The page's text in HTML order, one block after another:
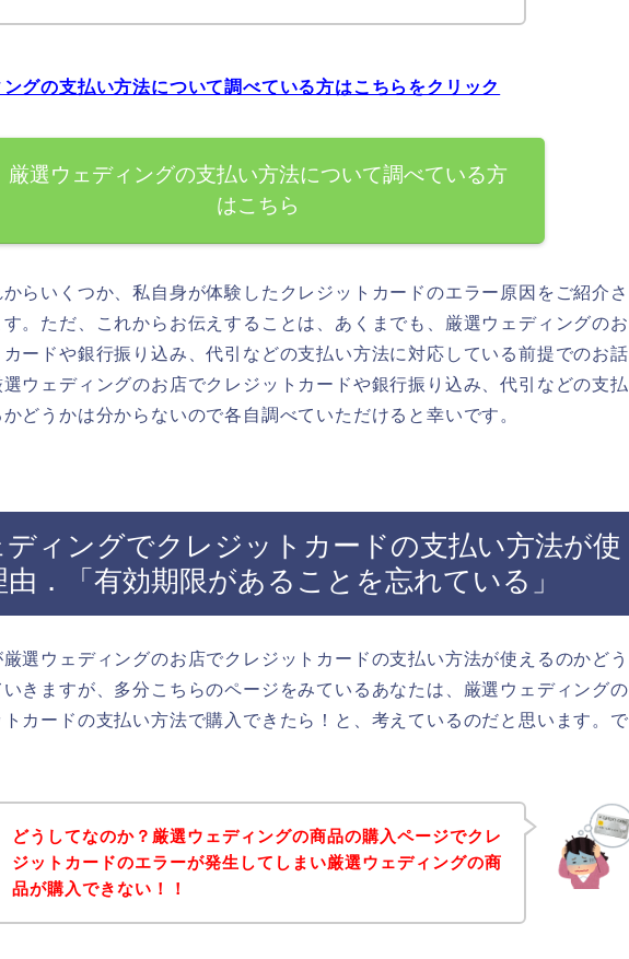
グの支払い方法について調べている方はこちらをクリック
厳選ウェディングの支払い方法について調べている方
はこちら
らいくつか、私自身が体験したクレジットカードのエラー原因をご紹介さ
。ただ、これからお伝えすることは、あくまでも、厳選ウェディングのお
ードや銀行振り込み、代引などの支払い方法に対応している前提でのお話
ウェディングのお店でクレジットカードや銀行振り込み、代引などの支払
どうかは分からないので各自調べていただけると幸いです。
ディングでクレジットカードの支払い方法が使
由．「有効期限があることを忘れている」
選ウェディングのお店でクレジットカードの支払い方法が使えるのかどう
きますが、多分こちらのページをみているあなたは、厳選ウェディングの
カードの支払い方法で購入できたら！と、考えているのだと思います。で
どうしてなのか？厳選ウェディングの商品の購入ページでクレ
ジットカードのエラーが発生してしまい厳選ウェディングの商
品が購入できない！！